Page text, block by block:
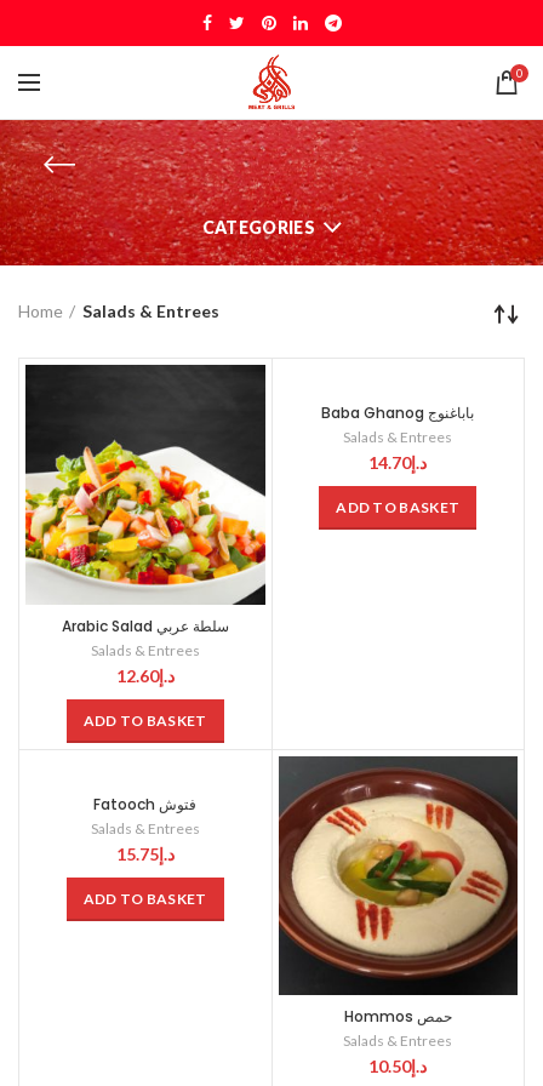
0
CATEGORIES
Home Salads & Entrees
Arabic Salad سلطة عربي
Salads & Entrees
د.إ12.60
ADD TO BASKET
Baba Ghanog باباغنوج
Salads & Entrees
د.إ14.70
ADD TO BASKET
Fatooch فتوش
Salads & Entrees
د.إ15.75
ADD TO BASKET
Hommos حمص
Salads & Entrees
د.إ10.50